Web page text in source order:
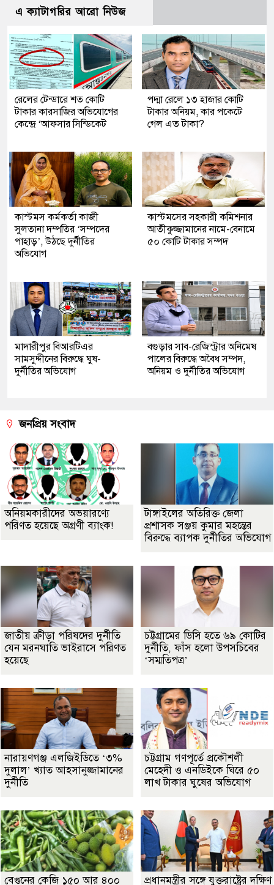
এ ক্যাটাগরির আরো নিউজ
রেলের টেন্ডারে শত কোটি
টাকার কারসাজির অভিযোগের
কেন্দ্রে ‘আফসার সিন্ডিকেট
পদ্মা রেলে ১৩ হাজার কোটি
টাকার অনিয়ম, কার পকেটে
গেল এত টাকা?
কাস্টমস কর্মকর্তা কাজী
সুলতানা দম্পতির ‘সম্পদের
পাহাড়’, উঠছে দুর্নীতির
অভিযোগ
কাস্টমসের সহকারী কমিশনার
আতীকুজ্জামানের নামে-বেনামে
৫০ কোটি টাকার সম্পদ
মাদারীপুর বিআরটিএর
সামসুদ্দীনের বিরুদ্ধে ঘুষ-
দুর্নীতির অভিযোগ
বগুড়ার সাব-রেজিস্ট্রার অনিমেষ
পালের বিরুদ্ধে অবৈধ সম্পদ,
অনিয়ম ও দুর্নীতির অভিযোগ
জনপ্রিয় সংবাদ
অনিয়মকারীদের অভয়ারণ্যে
পরিণত হয়েছে অগ্রণী ব্যাংক!
টাঙ্গাইলের অতিরিক্ত জেলা
প্রশাসক সঞ্জয় কুমার মহন্তের
বিরুদ্ধে ব্যাপক দুর্নীতির অভিযোগ
জাতীয় ক্রীড়া পরিষদের দুর্নীতি
যেন মরনঘাতি ভাইরাসে পরিণত
হয়েছে
চট্টগ্রামের ডিসি হতে ৬৯ কোটির
দুর্নীতি, ফাঁস হলো উপসচিবের
‘সম্মতিপত্র’
নারায়ণগঞ্জ এলজিইডিতে ‘৩%
দুলাল’ খ্যাত আহসানুজ্জামানের
দুর্নীতি
চট্টগ্রাম গণপূর্তে প্রকৌশলী
মেহেদী ও এনডিইকে ঘিরে ৫০
লাখ টাকার ঘুষের অভিযোগ
বেগুনের কেজি ১৫০ আর ৪০০
প্রধানমন্ত্রীর সঙ্গে যুক্তরাষ্ট্রের দক্ষিণ